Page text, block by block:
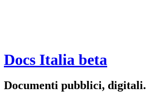
Docs Italia beta
Documenti pubblici, digitali.